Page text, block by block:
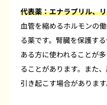
代表薬：エナラプリル、
血管を縮めるホルモンの
る薬です。腎臓を保護す
ある方に使われることが
ることがあります。また
引き起こす場合があります